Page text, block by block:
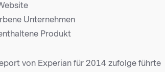
Unternehmen
Produkt
von Experian für 2014 zufolge führte